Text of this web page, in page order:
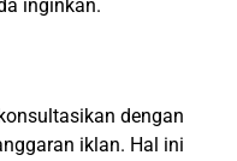
inginkan.
dengan
iklan. Hal ini